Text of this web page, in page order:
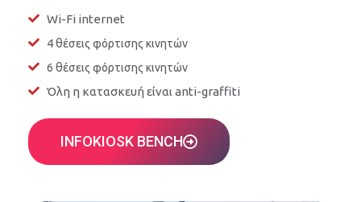
Wi-Fi internet
4 θέσεις φόρτισης κινητών
6 θέσεις φόρτισης κινητών
Όλη η κατασκευή είναι anti-graffiti
INFOKIOSK BENCH